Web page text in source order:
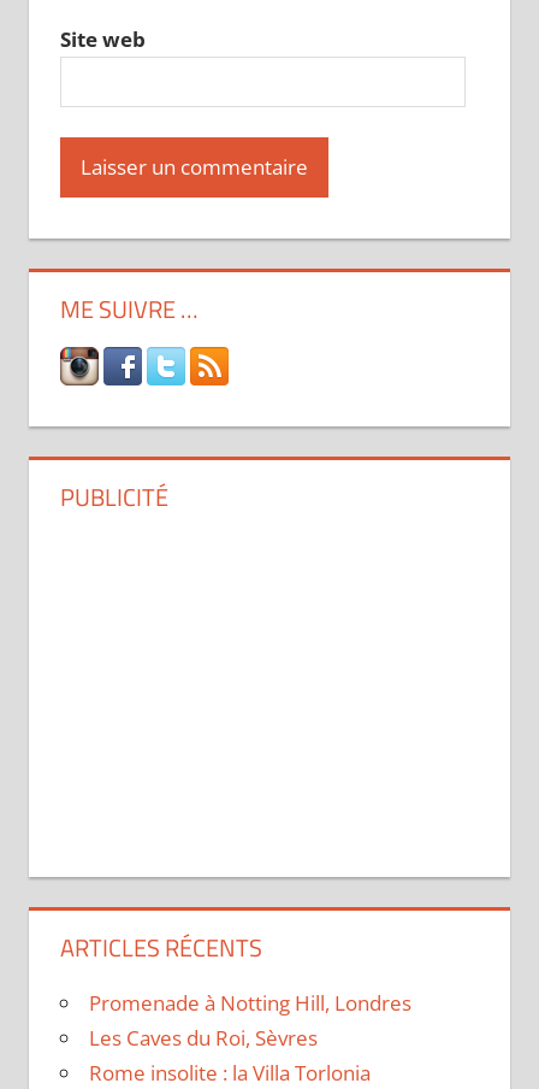
Site web
ME SUIVRE …
PUBLICITÉ
ARTICLES RÉCENTS
Promenade à Notting Hill, Londres
Les Caves du Roi, Sèvres
Rome insolite : la Villa Torlonia